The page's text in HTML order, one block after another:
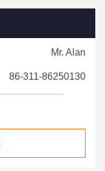
Mr. Alan
86-311-86250130